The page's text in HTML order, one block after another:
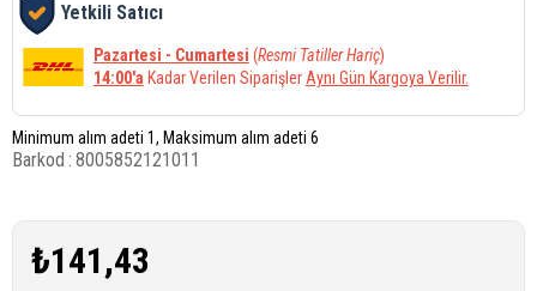
Yetkili Satıcı
Pazartesi - Cumartesi (Resmi Tatiller Hariç)
14:00'a Kadar Verilen Siparişler Aynı Gün Kargoya Verilir.
Minimum alım adeti 1, Maksimum alım adeti 6
Barkod : 8005852121011
₺141,43